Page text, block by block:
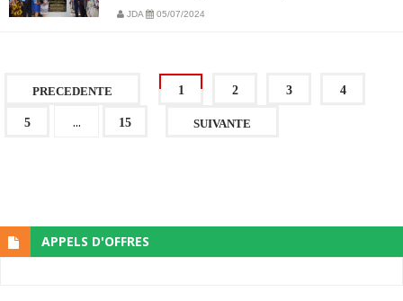
JDA 05/07/2024
PRECEDENTE 1 2 3 4
5 ... 15 SUIVANTE
APPELS D'OFFRES